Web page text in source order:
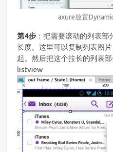
axure放置
第4步 ：把需要滚动的列表
长度。这里可以复制列表图
起。然后把这个拉长的列表
listview